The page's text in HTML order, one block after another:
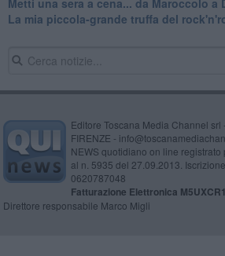
Metti una sera a cena... da Maroccolo a
La mia piccola-grande truffa del
Editore Toscana Media Channel
FIRENZE -
NEWS quotidiano on line
al n. 5935 del 27.09.2013.
0620787048
Fatturazione Elettronica
Direttore responsabile Marco Migli